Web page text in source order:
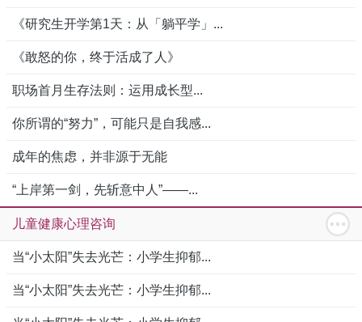
《研究生开学第1天：从「躺平学」...
《敢怒的你，终于活成了人》
职场首月生存法则：运用成长型...
你所谓的“努力”，可能只是自我感...
成年的焦虑，并非源于无能
“上岸第一剑，先斩意中人”——...
儿童健康心理咨询
当“小太阳”失去光芒：小学生抑郁...
当“小太阳”失去光芒：小学生抑郁...